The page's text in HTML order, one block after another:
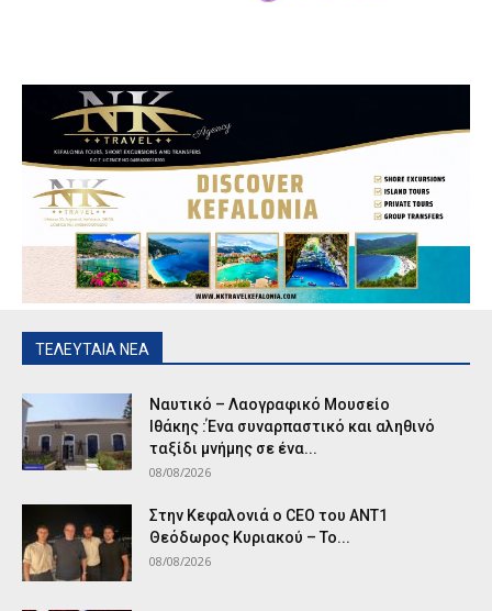
ΤΕΛΕΥΤΑΙΑ ΝΕΑ
Ναυτικό – Λαογραφικό Μουσείο
Ιθάκης :Ένα συναρπαστικό και αληθινό
ταξίδι μνήμης σε ένα...
08/08/2026
Στην Κεφαλονιά ο CEO του ANT1
Θεόδωρος Κυριακού – Το...
08/08/2026